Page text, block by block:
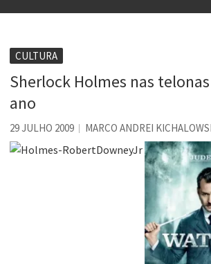
Os causos de Jorge Luis Borges
Voto obrigatório é correto?
Se queres salvar o mundo, o veganismo
CULTURA
Sherlock Holmes nas
ano
29 JULHO 2009 MARCO ANDREI